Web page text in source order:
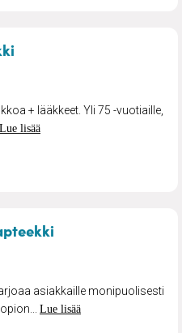
+ lääkkeet. Yli 75 -vuotiaille,
Lue lisää
asiakkaille monipuolisesti
Lue lisää